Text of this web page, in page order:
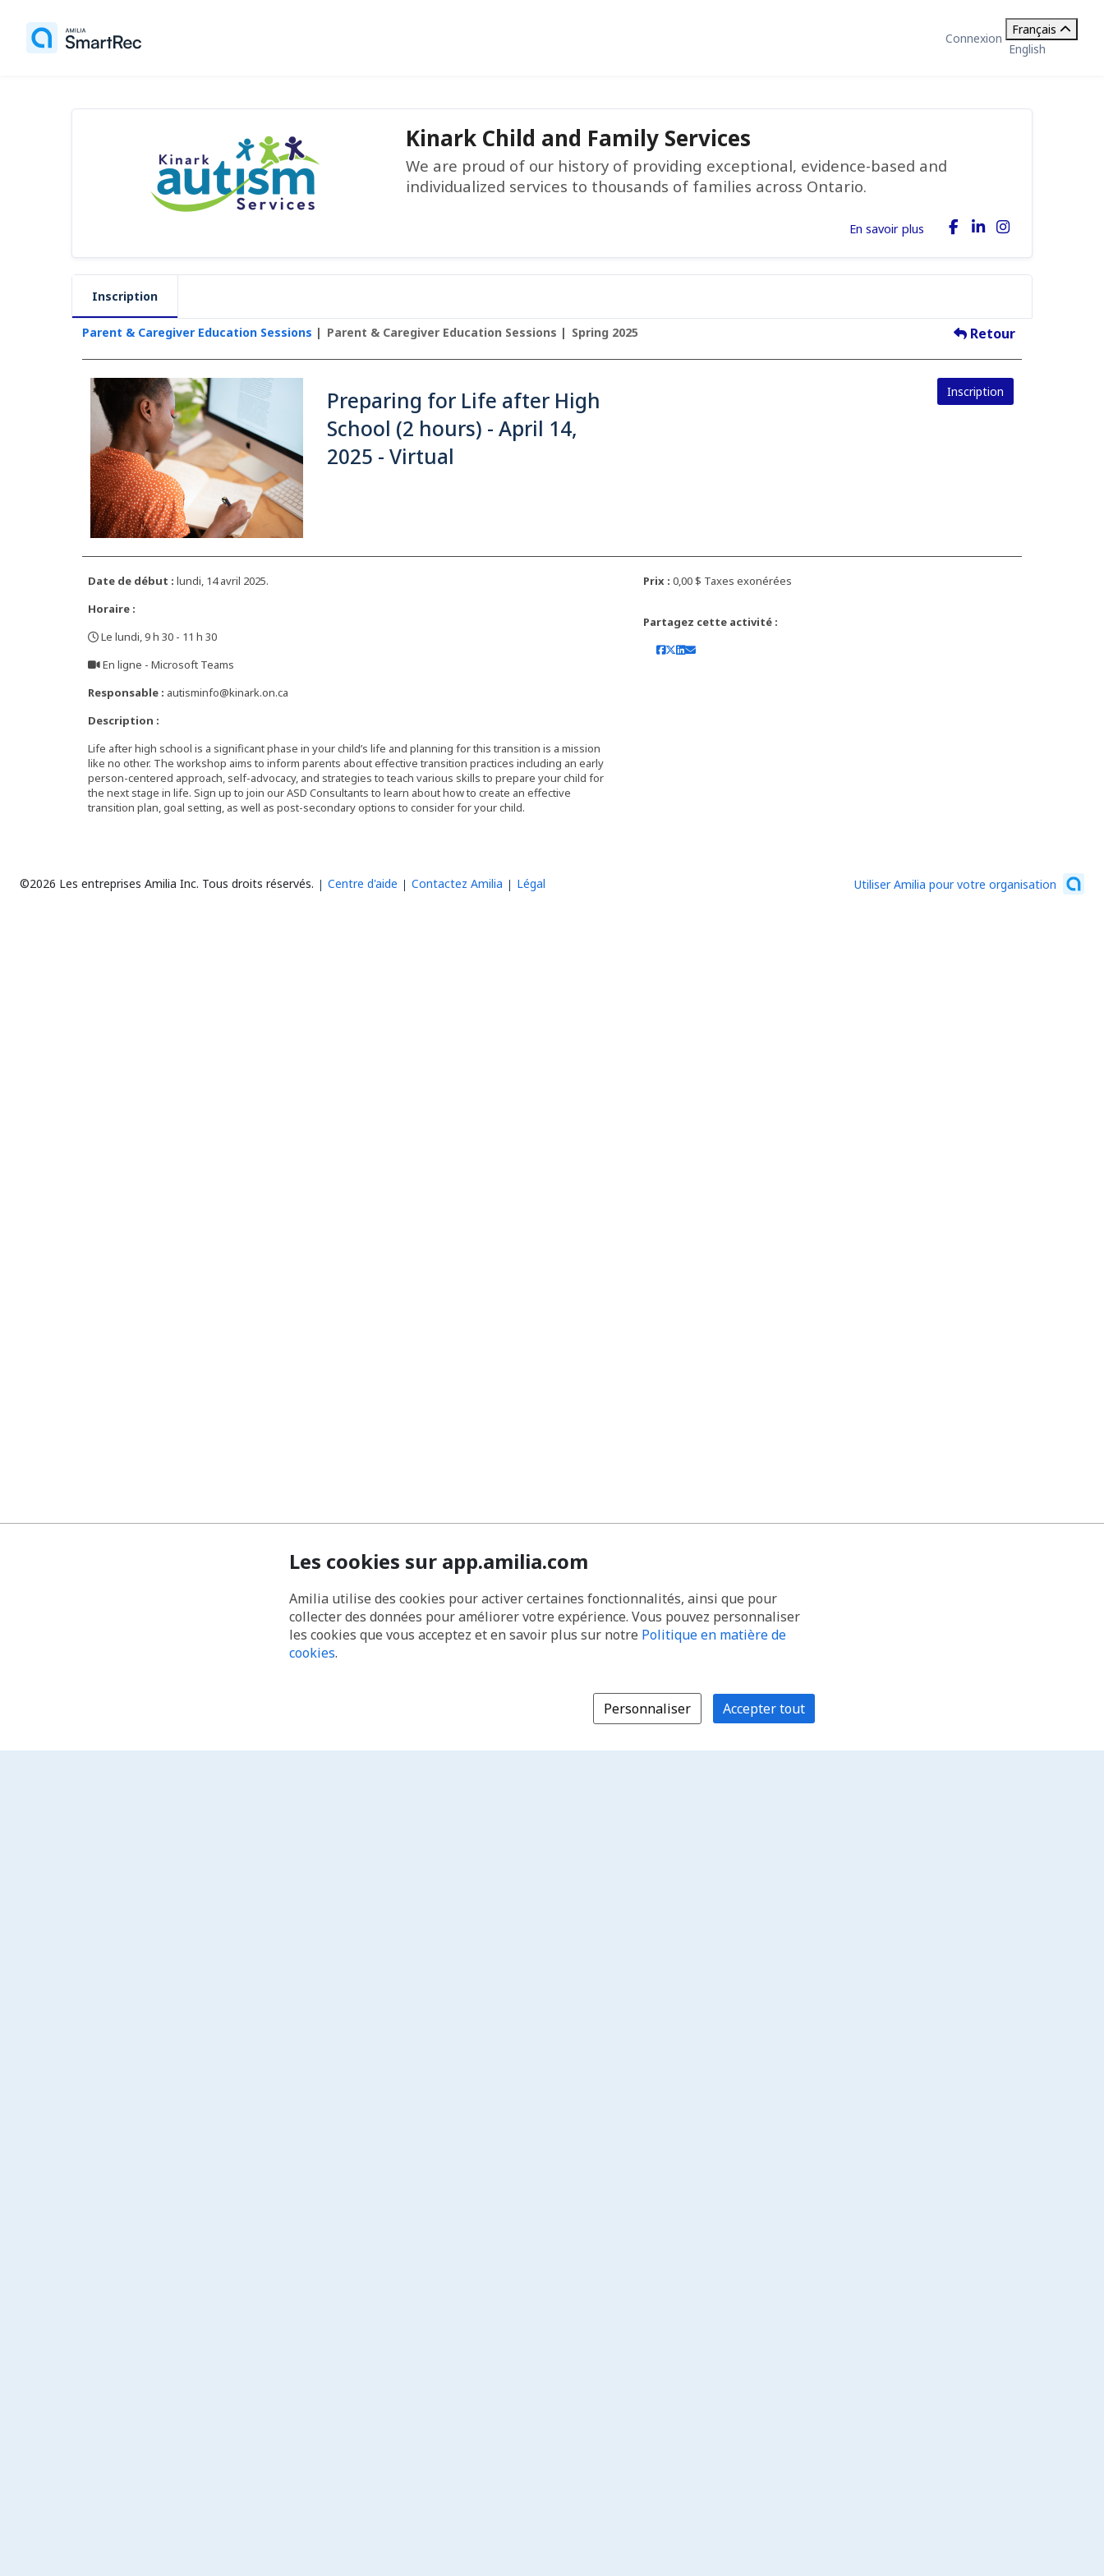
Connexion
Français
English
Kinark Child and Family Services
We are proud of our history of providing exceptional, evidence-based and
individualized services to thousands of families across Ontario.
En savoir plus
Inscription
Parent & Caregiver Education Sessions Parent & Caregiver Education Sessions Spring 2025 Retour
Preparing for Life after High
School (2 hours) - April 14,
2025 - Virtual
Inscription
Date de début : lundi, 14 avril 2025.
Horaire :
Le lundi, 9 h 30 - 11 h 30
En ligne - Microsoft Teams
Responsable : autisminfo@kinark.on.ca
Description :
Life after high school is a significant phase in your child’s life and planning for this transition is a mission
like no other. The workshop aims to inform parents about effective transition practices including an early
person-centered approach, self-advocacy, and strategies to teach various skills to prepare your child for
the next stage in life. Sign up to join our ASD Consultants to learn about how to create an effective
transition plan, goal setting, as well as post-secondary options to consider for your child.
Prix : 0,00 $ Taxes exonérées
Partagez cette activité :
©2026 Les entreprises Amilia Inc. Tous droits réservés. Centre d'aide Contactez Amilia Légal Utiliser Amilia pour votre organisation
Les cookies sur app.amilia.com
Amilia utilise des cookies pour activer certaines fonctionnalités, ainsi que pour
collecter des données pour améliorer votre expérience. Vous pouvez personnaliser
les cookies que vous acceptez et en savoir plus sur notre Politique en matière de
cookies.
Personnaliser Accepter tout